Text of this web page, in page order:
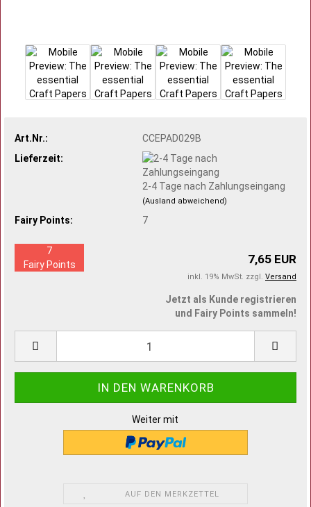
Art.Nr.:
CCEPAD029B
Lieferzeit:
2-4 Tage nach Zahlungseingang
(Ausland abweichend)
Fairy Points: 7
7,65 EUR
inkl. 19% MwSt. zzgl. Versand
7
Fairy Points
Jetzt als Kunde registrieren
und Fairy Points sammeln!
Weiter mit
AUF DEN MERKZETTEL